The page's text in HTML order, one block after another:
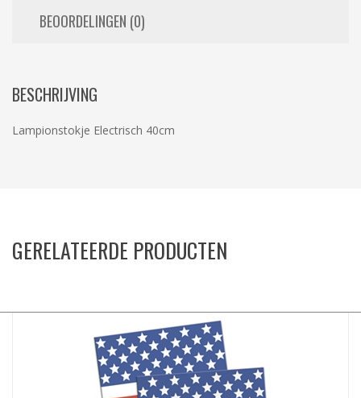
BEOORDELINGEN (0)
BESCHRIJVING
Lampionstokje Electrisch 40cm
GERELATEERDE PRODUCTEN